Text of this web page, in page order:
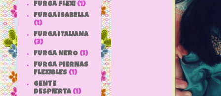
FURGA FLEXI (1)
FURGA ISABELLA
(1)
FURGA ITALIANA
(3)
FURGA NERO (1)
FURGA PIERNAS
FLEXIBLES (1)
GENTE
DESPIERTA (1)